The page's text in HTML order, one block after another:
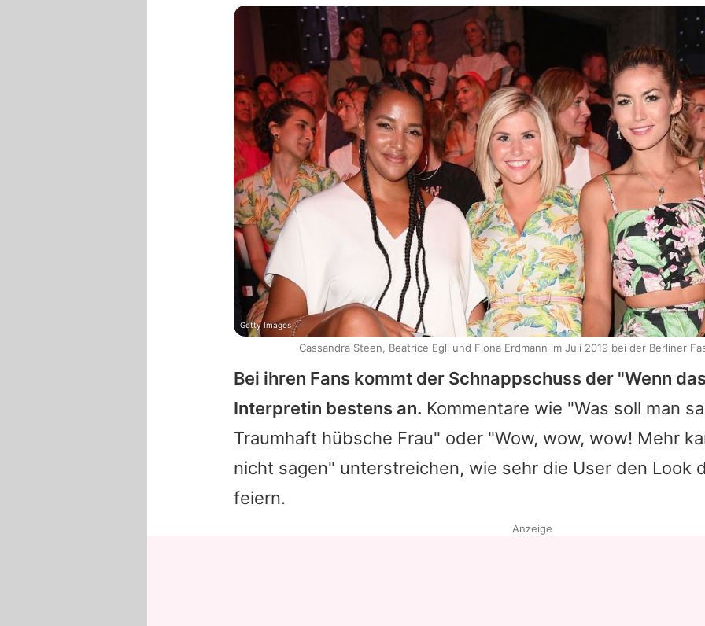
Bei ihren Fans kommt der Schnappschuss der "Wenn
Interpretin bestens an. Kommentare wie "Was soll man
Traumhaft hübsche Frau" oder "Wow, wow, wow! Mehr
nicht sagen" unterstreichen, wie sehr die User den Look
feiern.
Getty Images
Cassandra Steen, Beatrice Egli und Fiona Erdmann im Juli 2019 bei der Berliner
Anzeige